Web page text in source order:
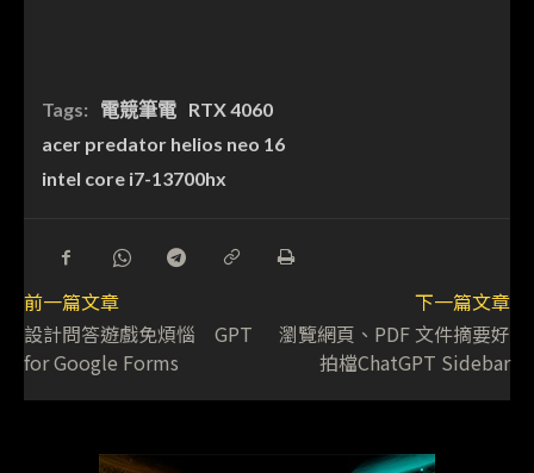
Tags: 電競筆電 RTX 4060
acer predator helios neo 16
intel core i7-13700hx
前一篇文章
設計問答遊戲免煩惱 GPT
for Google Forms
下一篇文章
瀏覽網頁、PDF 文件摘要好
拍檔ChatGPT Sidebar